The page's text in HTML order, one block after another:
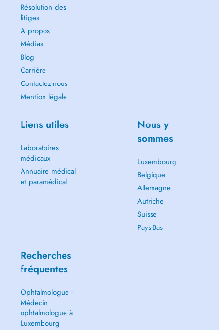
Résolution des
litiges
A propos
Médias
Blog
Carrière
Contactez-nous
Mention légale
Liens utiles
Laboratoires
médicaux
Annuaire médical
et paramédical
Nous y
sommes
Luxembourg
Belgique
Allemagne
Autriche
Suisse
Pays-Bas
Recherches
fréquentes
Ophtalmologue -
Médecin
ophtalmologue à
Luxembourg